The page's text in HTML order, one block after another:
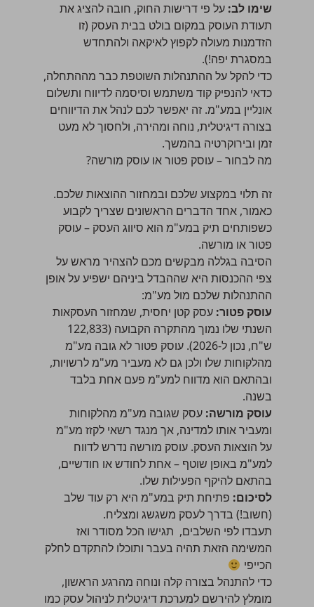
שימו לב: על פי דרישות החוק, חובה להציג את
תעודת העוסק במקום בולט בבית העסק (זו
הזדמנות מעולה לקפוץ לאיקאה ולהתחדש
במסגרת יפה!).
כדי להקל על ההתנהלות השוטפת כבר מההתחלה,
כדאי להנפיק קוד משתמש וסיסמה לדיווח ותשלום
אונליין במע"מ. זה יאפשר לכם לנהל את הדיווחים
בצורה דיגיטלית, נוחה ומהירה, ולחסוך לא מעט
זמן ובירוקרטיה בהמשך.
מה לבחור – עוסק פטור או עוסק מורשה?
זה תלוי במקצוע שלכם ובמחזור ההוצאות שלכם.
כאמור, אחד הדברים הראשונים שצריך לקבוע
כשפותחים תיק במע"מ הוא סיווג העסק – עוסק
פטור או מורשה.
הסיבה בגללה מבקשים מכם להצהיר מראש על
צפי ההכנסות היא שההבדל ביניהם ישפיע על אופן
ההתנהלות שלכם מול מע"מ:
עוסק פטור: עסק קטן יחסית, שמחזור העסקאות
השנתי שלו נמוך מהתקרה הקבועה (122,833
ש"ח, נכון ל-2026). עוסק פטור לא גובה מע"מ
מהלקוחות שלו ולכן גם לא מעביר מע"מ לרשויות,
ובהתאם הוא מדווח למע"מ פעם אחת בלבד
בשנה.
עוסק מורשה: עסק שגובה מע"מ מהלקוחות
ומעביר אותו למדינה, אך מנגד רשאי לקזז מע"מ
על הוצאות העסק. עוסק מורשה נדרש לדווח
למע"מ באופן שוטף – אחת לחודש או חודשיים,
בהתאם להיקף הפעילות שלו.
לסיכום: פתיחת תיק במע"מ היא רק עוד שלב
(חשוב!) בדרך לעסק משגשג ומצליח.
תעבדו לפי השלבים, תגישו הכל מסודר ואז
המשימה הזאת תהיה בעבר ותוכלו להתקדם לחלק
הכייפי
כדי להתנהל בצורה קלה ונוחה מהרגע הראשון,
מומלץ להירשם למערכת דיגיטלית לניהול עסק כמו